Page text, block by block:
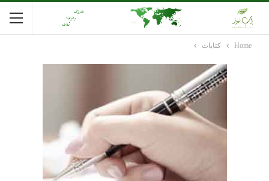
Home كتابات